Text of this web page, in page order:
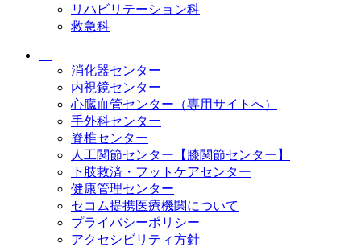
リハビリテーション科
救急科
消化器センター
内視鏡センター
心臓血管センター（専用サイトへ）
手外科センター
脊椎センター
人工関節センター【膝関節センター】
下肢救済・フットケアセンター
健康管理センター
セコム提携医療機関について
プライバシーポリシー
アクセシビリティ方針